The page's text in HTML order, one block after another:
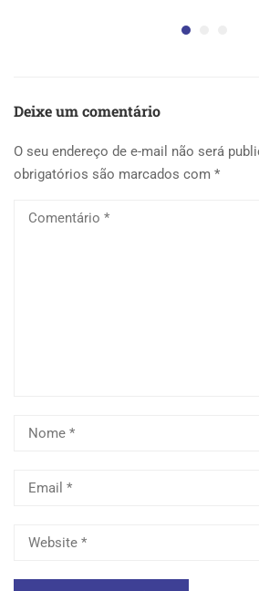
Deixe um comentário
O seu endereço de e-mail não será
obrigatórios são marcados com *